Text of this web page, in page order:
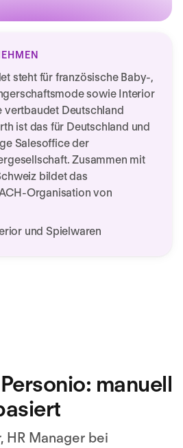
steht für französische Baby-,
sowie Interior
vertbaudet Deutschland
ist das für Deutschland und
Salesoffice der
Zusammen mit
bildet das
Organisation von
und Spielwaren
manuell
HR Manager bei